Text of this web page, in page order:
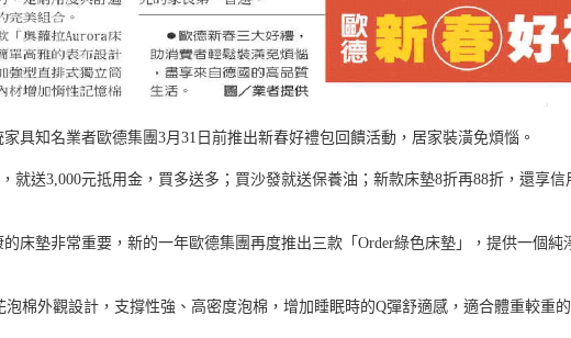
具知名業者歐德集團3月31日前推出新春好禮包回饋活動，居家裝潢免煩惱。
就送3,000元抵用金，買多送多；買沙發就送保養油；新款床墊8折再88折，還享
床墊非常重要，新的一年歐德集團再度推出三款「Order綠色床墊」，提供一個
棉外觀設計，支撐性強、高密度泡棉，增加睡眠時的Q彈舒適感，適合體重較重